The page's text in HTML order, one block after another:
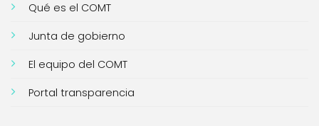
Qué es el COMT
Junta de gobierno
El equipo del COMT
Portal transparencia